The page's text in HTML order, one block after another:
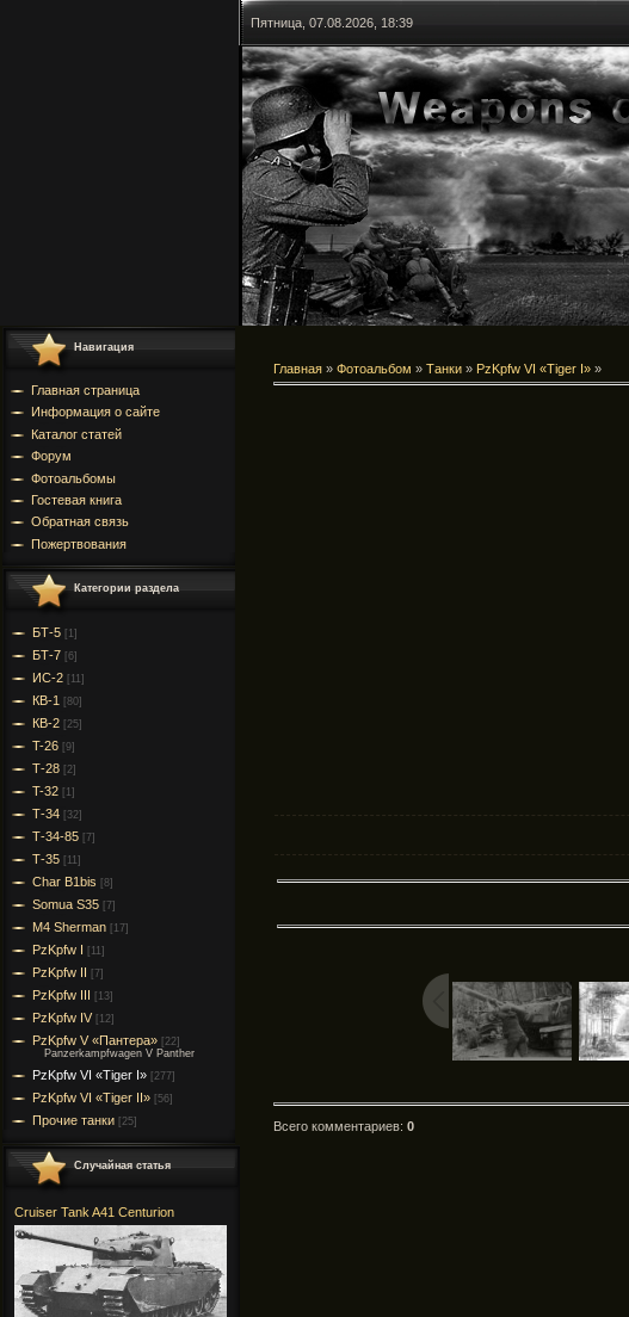
Пятница, 07.08.2026, 18:39
Навигация
Главная страница
Информация о сайте
Каталог статей
Форум
Фотоальбомы
Гостевая книга
Обратная связь
Пожертвования
Категории раздела
БТ-5 [1]
БТ-7 [6]
ИС-2 [11]
КВ-1 [80]
КВ-2 [25]
T-26 [9]
Т-28 [2]
T-32 [1]
Т-34 [32]
Т-34-85 [7]
Т-35 [11]
Char B1bis [8]
Somua S35 [7]
M4 Sherman [17]
PzKpfw I [11]
PzKpfw II [7]
PzKpfw III [13]
PzKpfw IV [12]
PzKpfw V «Пантера» [22]
Panzerkampfwagen V Panther
PzKpfw VI «Tiger I» [277]
PzKpfw VI «Tiger II» [56]
Прочие танки [25]
Случайная статья
Cruiser Tank A41 Centurion
Главная » Фотоальбом » Танки » PzKpfw VI «Tiger I» »
Всего комментариев: 0